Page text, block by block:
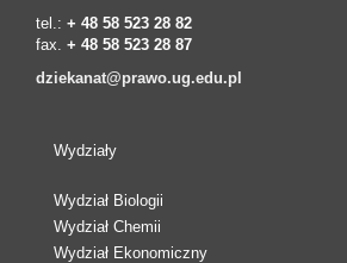
tel.: + 48 58 523 28 82
fax. + 48 58 523 28 87
dziekanat@prawo.ug.edu.pl
Wydziały
Wydział Biologii
Wydział Chemii
Wydział Ekonomiczny